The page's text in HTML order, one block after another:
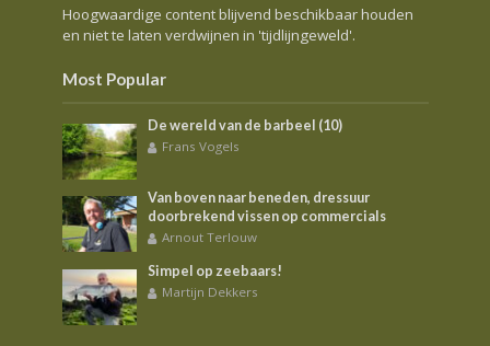
Hoogwaardige content blijvend beschikbaar houden
en niet te laten verdwijnen in 'tijdlijngeweld'.
Most Popular
De wereld van de barbeel (10)
Frans Vogels
Van boven naar beneden, dressuur
doorbrekend vissen op commercials
Arnout Terlouw
Simpel op zeebaars!
Martijn Dekkers